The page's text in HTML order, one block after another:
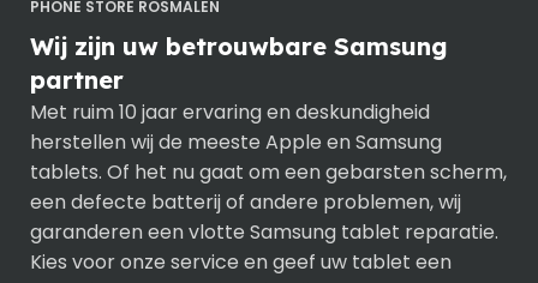
PHONE STORE ROSMALEN
Wij zijn uw betrouwbare Samsung
partner
Met ruim 10 jaar ervaring en deskundigheid
herstellen wij de meeste Apple en Samsung
tablets. Of het nu gaat om een gebarsten scherm,
een defecte batterij of andere problemen, wij
garanderen een vlotte Samsung tablet reparatie.
Kies voor onze service en geef uw tablet een